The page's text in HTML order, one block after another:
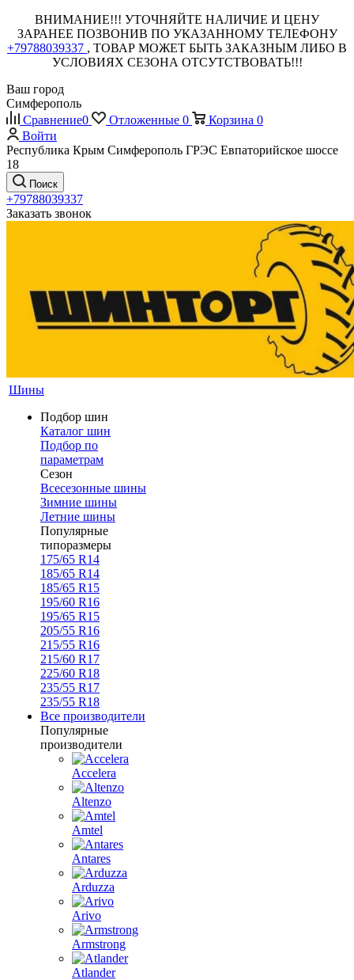
ВНИМАНИЕ!!! УТОЧНЯЙТЕ НАЛИЧИЕ И ЦЕНУ
ЗАРАНЕЕ ПОЗВОНИВ ПО УКАЗАННОМУ ТЕЛЕФОНУ
+79788039337 , ТОВАР МОЖЕТ БЫТЬ ЗАКАЗНЫМ ЛИБО В
УСЛОВИЯХ СЕЗОНА ОТСУТСТВОВАТЬ!!!
Ваш город
Симферополь
Сравнение0 Отложенные 0 Корзина 0
Войти
Республика Крым Симферополь ГРЭС Евпаторийское шоссе
18
Поиск
+79788039337
Заказать звонок
Шины
Подбор шин
Каталог шин
Подбор по
параметрам
Сезон
Всесезонные шины
Зимние шины
Летние шины
Популярные
типоразмеры
175/65 R14
185/65 R14
185/65 R15
195/60 R16
195/65 R15
205/55 R16
215/55 R16
215/60 R17
225/60 R18
235/55 R17
235/55 R18
Все производители
Популярные
производители
Accelera
Altenzo
Amtel
Antares
Arduzza
Arivo
Armstrong
Atlander